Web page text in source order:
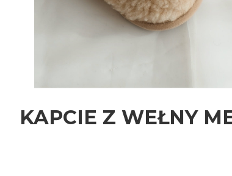
KAPCIE Z WEŁNY